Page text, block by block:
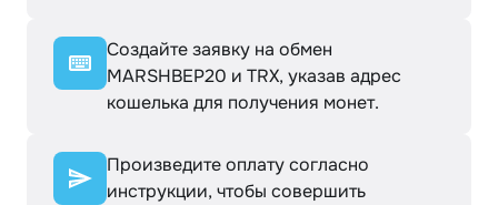
Создайте заявку на обмен
MARSHBEP20 и TRX, указав адрес
кошелька для получения монет.
Произведите оплату согласно
инструкции, чтобы совершить